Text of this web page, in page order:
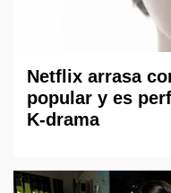
Netflix arrasa
popular y es
K-drama